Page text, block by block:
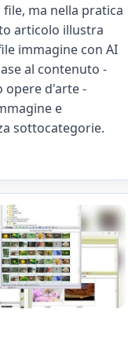
ma nella pratica
articolo illustra
immagine con AI
al contenuto -
opere d'arte -
e
sottocategorie.